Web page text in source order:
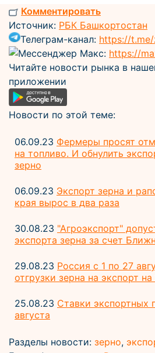
Комментировать
Источник: РБК Башкортостан
Телеграм-канал: https://
Мессенджер Макс: https://
Читайте новости рынка в
приложении
Новости по этой теме:
06.09.23 Фермеры просят
на топливо. И обнулить
зерно
06.09.23 Экспорт зерна и
края вырос в два раза
30.08.23 "Агроэкспорт"
экспорта зерна за счет
29.08.23 Россия с 1 по 27
отгрузки зерна на экспорт на
25.08.23 Ставки
августа
Разделы новости: зерно,